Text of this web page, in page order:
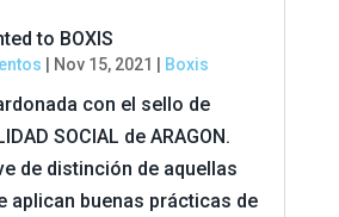
to BOXIS
Nov 15, 2021 Boxis
con el sello de
SOCIAL de ARAGON.
de distinción de aquellas
aplican buenas prácticas de